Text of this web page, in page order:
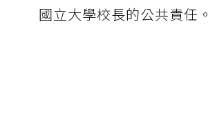
國立大學校長的公共責任。